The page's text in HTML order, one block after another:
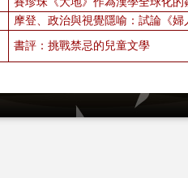
摩登、政治與視覺隱喻：試論《
書評：挑戰禁忌的兒童文學